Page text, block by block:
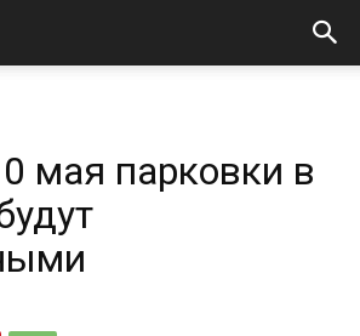
мая парковки в